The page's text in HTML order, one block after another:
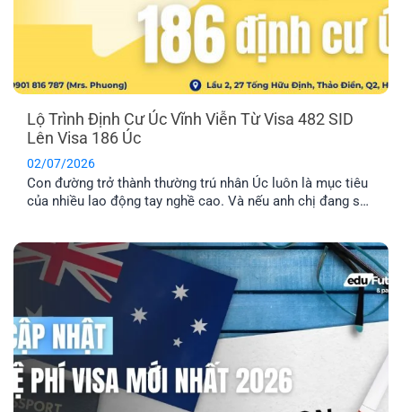
Lộ Trình Định Cư Úc Vĩnh Viễn Từ Visa 482 SID
Lên Visa 186 Úc
02/07/2026
Con đường trở thành thường trú nhân Úc luôn là mục tiêu
của nhiều lao động tay nghề cao. Và nếu anh chị đang sở
trình chi tiết để chuyển đổi từ visa tạm trú này sang visa
186 Úc, mở ra cánh cửa định cư lâu dài.